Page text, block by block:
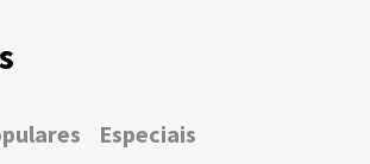
Especiais